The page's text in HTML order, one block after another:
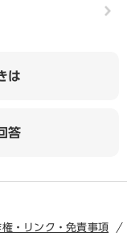
は
答
権・リンク・免責事項